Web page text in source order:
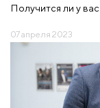
Получится ли у
07 апреля 2023